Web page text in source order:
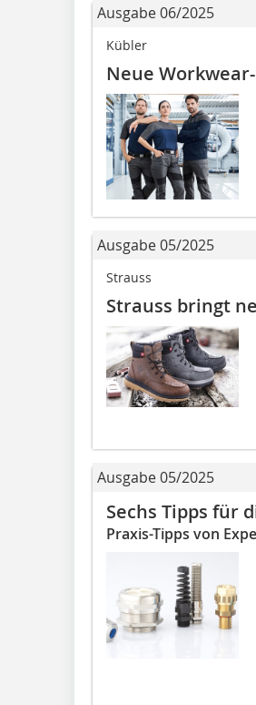
Ausgabe 06/2025
Kübler
Neue
Ausgabe 05/2025
Strauss
Strauss bringt
Ausgabe 05/2025
Sechs Tipps für
Praxis-Tipps von